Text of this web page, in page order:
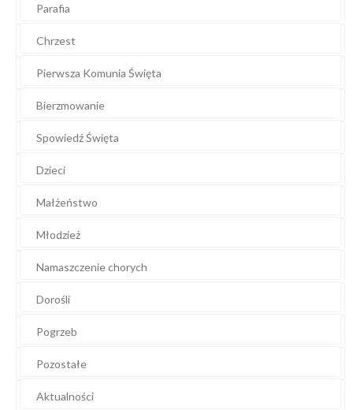
Parafia
Chrzest
Pierwsza Komunia Święta
Bierzmowanie
Spowiedź Święta
Dzieci
Małżeństwo
Młodzież
Namaszczenie chorych
Dorośli
Pogrzeb
Pozostałe
Aktualności